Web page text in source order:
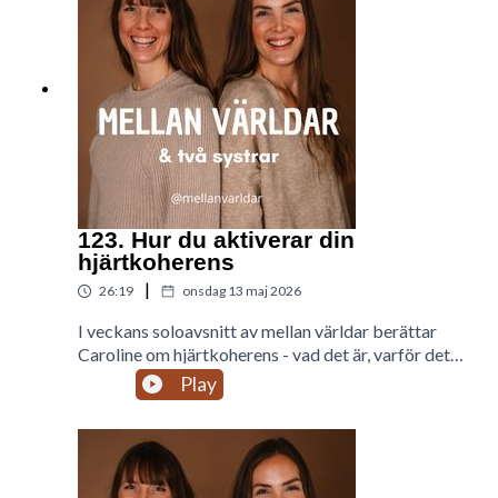
123. Hur du aktiverar din
hjärtkoherens
26:19 | onsdag 13 maj 2026
I veckans soloavsnitt av mellan världar berättar
Caroline om hjärtkoherens - vad det är, varför det
är viktigt och vilka fördelar hjärtkoherens har. Hon
berör även hjärtats intelligens och exempel på
situationer där hjärtkoherens kan hjälpa och
förslag på en minipraktik.Hör systrarna Madelene
och Caroline Lennartsson när de utforskar sina
Play